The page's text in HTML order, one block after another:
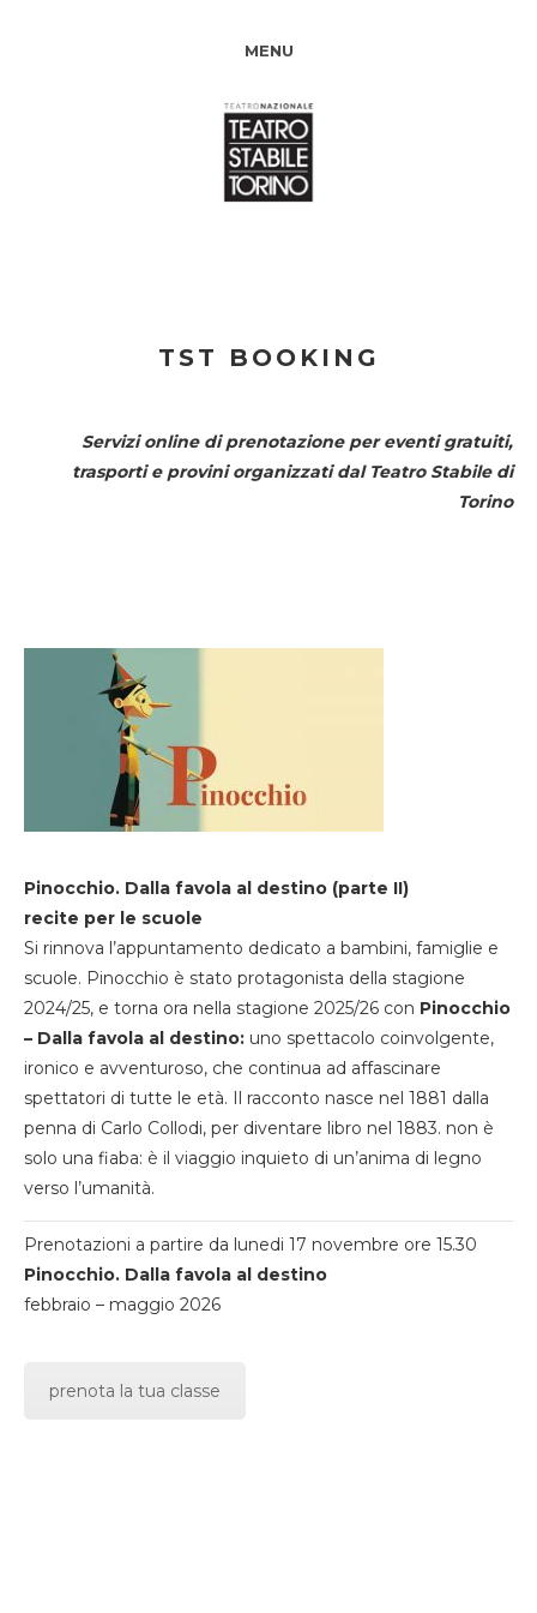
MENU
TST BOOKING
Servizi online di prenotazione per eventi gratuiti,
trasporti e provini organizzati dal Teatro Stabile di
Torino
Pinocchio. Dalla favola al destino (parte II)
recite per le scuole
Si rinnova l’appuntamento dedicato a bambini, famiglie e
scuole. Pinocchio è stato protagonista della stagione
2024/25, e torna ora nella stagione 2025/26 con Pinocchio
– Dalla favola al destino: uno spettacolo coinvolgente,
ironico e avventuroso, che continua ad affascinare
spettatori di tutte le età. Il racconto nasce nel 1881 dalla
penna di Carlo Collodi, per diventare libro nel 1883. non è
solo una fiaba: è il viaggio inquieto di un’anima di legno
verso l’umanità.
Prenotazioni a partire da lunedi 17 novembre ore 15.30
Pinocchio. Dalla favola al destino
febbraio – maggio 2026
prenota la tua classe